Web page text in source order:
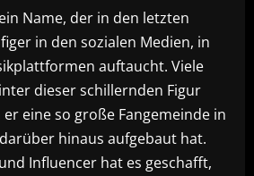
Name, der in den letzten
in den sozialen Medien, in
auftaucht. Viele
dieser schillernden Figur
eine so große Fangemeinde in
hinaus aufgebaut hat.
Influencer hat es geschafft,